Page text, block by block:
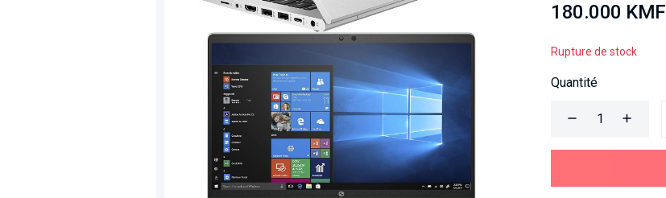
180.000 KMF
Rupture de stock
Quantité